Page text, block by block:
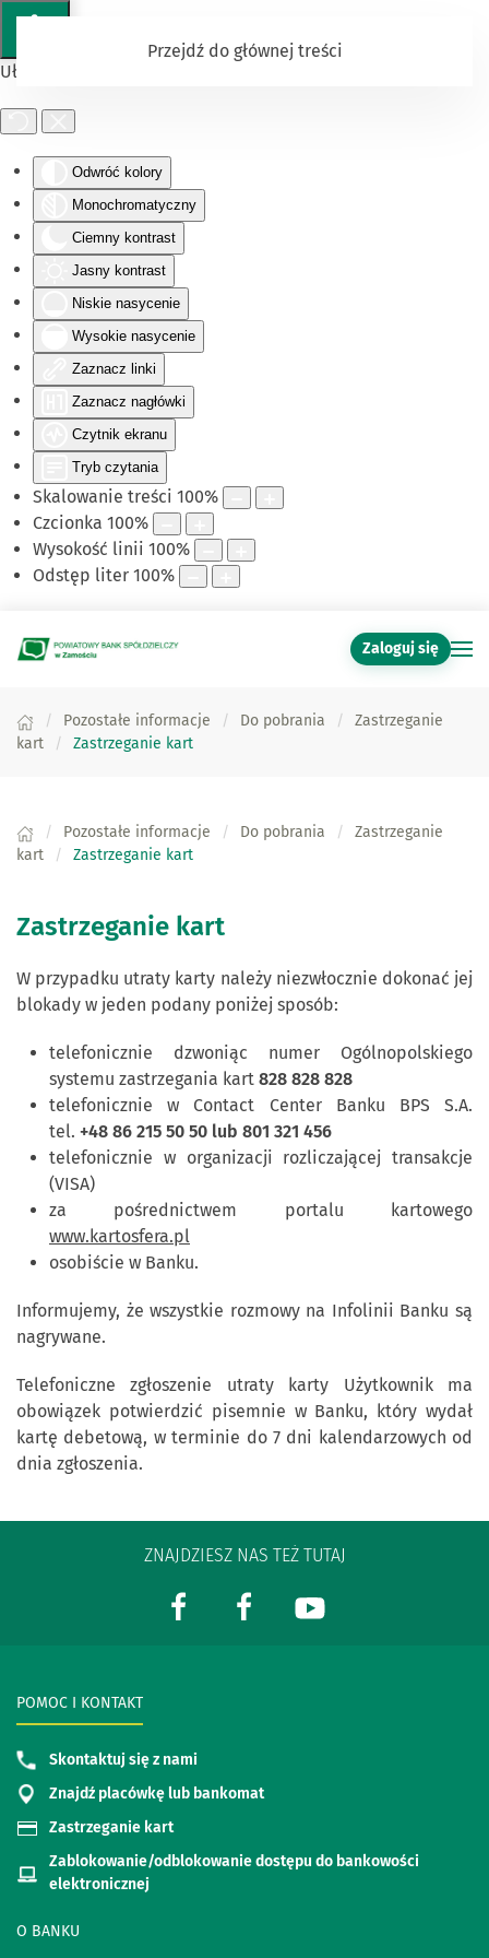
Ułatwienia dostępu
Odwróć kolory
Monochromatyczny
Ciemny kontrast
Jasny kontrast
Niskie nasycenie
Wysokie nasycenie
Zaznacz linki
Zaznacz nagłówki
Czytnik ekranu
Tryb czytania
Skalowanie treści 100%
Czcionka 100%
Wysokość linii 100%
Odstęp liter 100%
Przejdź do głównej treści
Zaloguj się
Pozostałe informacje Do pobrania
Zastrzeganie
kart
Zastrzeganie kart
Pozostałe informacje Do pobrania
Zastrzeganie
kart
Zastrzeganie kart
Zastrzeganie kart
W przypadku utraty karty należy niezwłocznie dokonać jej
blokady w jeden podany poniżej sposób:
telefonicznie dzwoniąc numer Ogólnopolskiego
systemu zastrzegania kart 828 828 828
telefonicznie w Contact Center Banku BPS S.A.
tel. +48 86 215 50 50 lub 801 321 456
telefonicznie w organizacji rozliczającej transakcje
(VISA)
za pośrednictwem portalu kartowego
www.kartosfera.pl
osobiście w Banku.
Informujemy, że wszystkie rozmowy na Infolinii Banku są
nagrywane.
Telefoniczne zgłoszenie utraty karty Użytkownik ma
obowiązek potwierdzić pisemnie w Banku, który wydał
kartę debetową, w terminie do 7 dni kalendarzowych od
dnia zgłoszenia.
ZNAJDZIESZ NAS TEŻ TUTAJ
O BANKU
POMOC I KONTAKT
Skontaktuj się z nami
Znajdź placówkę lub bankomat
Zastrzeganie kart
Zablokowanie/odblokowanie dostępu do bankowości
elektronicznej